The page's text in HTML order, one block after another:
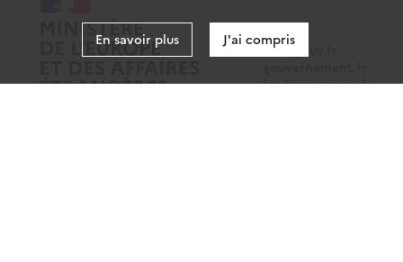
data.gouv.fr
legifrance.gouv.fr
En savoir plus J'ai compris